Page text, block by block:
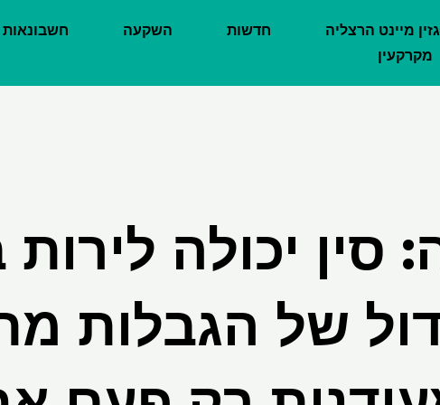
מיינט הרצליה חדשות השקעה
חשבונאות
מקרקעין
סין יכולה
של הגבלות